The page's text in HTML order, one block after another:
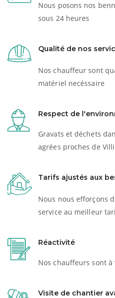
Nous posons nos
sous 24 heures
Qualité de nos
Nos chauffeur sont
matériel necéssaire
Respect de
Gravats et déchets
agrées proches de
Tarifs ajustés aux
Nous nous efforçons
service au meilleur
Réactivité
Nos chauffeurs sont à
Visite de chantier